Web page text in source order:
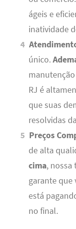
ágeis e
inatividade
único.
RJ é
que suas
resolvidas
Preços
de alta
cima, nossa
garante que
está
no final.